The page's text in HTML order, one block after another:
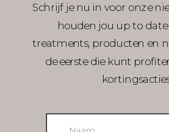
Schrijf je nu in voor onze
houden jou up to date
treatments, producten en
de eerste die kunt